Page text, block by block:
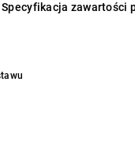
zawartości